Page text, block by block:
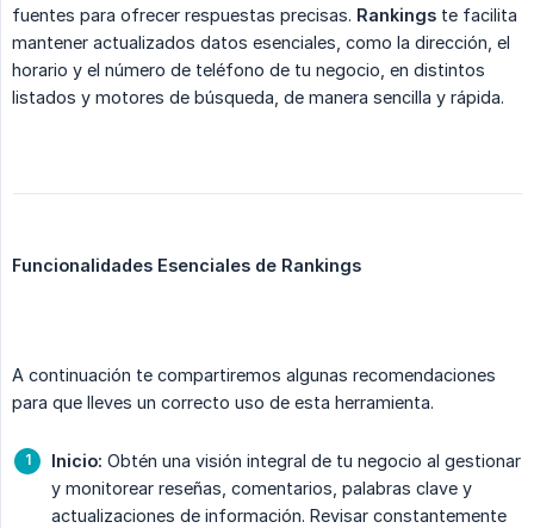
fuentes para ofrecer respuestas precisas. Rankings te facilita
mantener actualizados datos esenciales, como la dirección, el
horario y el número de teléfono de tu negocio, en distintos
listados y motores de búsqueda, de manera sencilla y rápida.
Funcionalidades Esenciales de Rankings
A continuación te compartiremos algunas recomendaciones
para que lleves un correcto uso de esta herramienta.
Inicio: Obtén una visión integral de tu negocio al gestionar
y monitorear reseñas, comentarios, palabras clave y
actualizaciones de información. Revisar constantemente